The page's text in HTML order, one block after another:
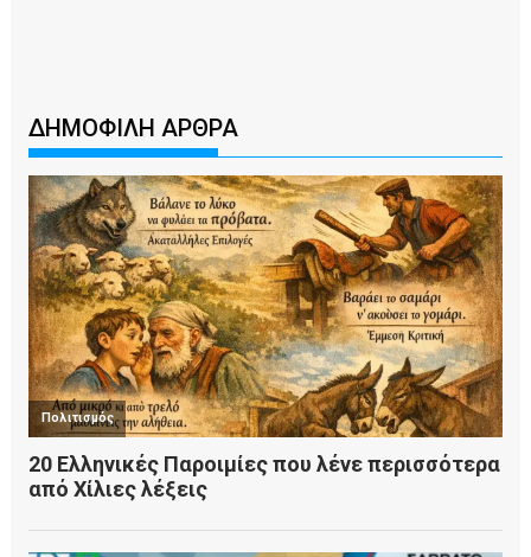
ΔΗΜΟΦΙΛΗ ΑΡΘΡΑ